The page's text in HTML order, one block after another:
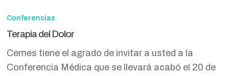
del
Conferencias
Terapia del Dolor
Cemes tiene el agrado de invitar a usted a la
Conferencia Médica que se llevará acabó el 20 de